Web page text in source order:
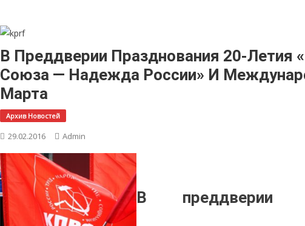
В Преддверии Празднования 20-Летия
Союза — Надежда России» И
Марта
Архив Новостей
29.02.2016 Admin
В преддверии